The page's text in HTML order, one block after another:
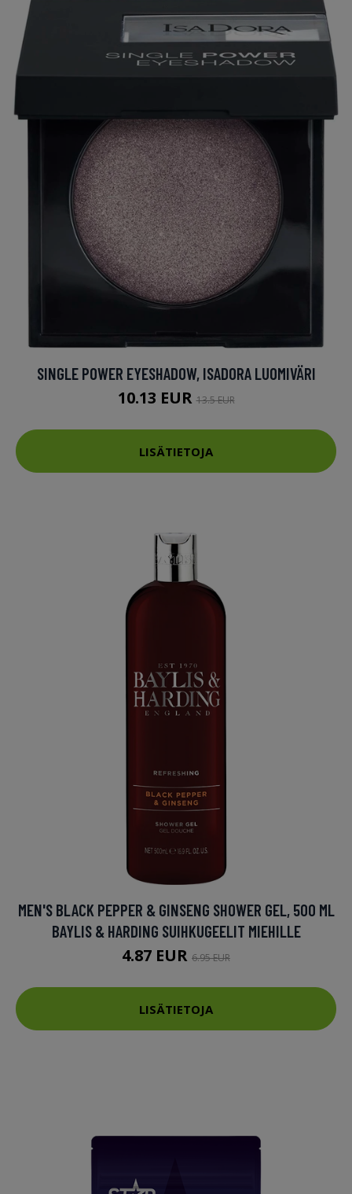
SINGLE POWER EYESHADOW, ISADORA LUOMIVÄRI
10.13 EUR13.5 EUR
LISÄTIETOJA
MEN'S BLACK PEPPER & GINSENG SHOWER GEL, 500 ML
BAYLIS & HARDING SUIHKUGEELIT MIEHILLE
4.87 EUR 6.95 EUR
LISÄTIETOJA